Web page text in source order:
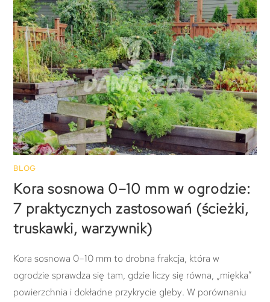
BLOG
Kora sosnowa 0–10 mm w ogrodzie:
7 praktycznych zastosowań (ścieżki,
truskawki, warzywnik)
Kora sosnowa 0–10 mm to drobna frakcja, która w
ogrodzie sprawdza się tam, gdzie liczy się równa, „miękka”
powierzchnia i dokładne przykrycie gleby. W porównaniu